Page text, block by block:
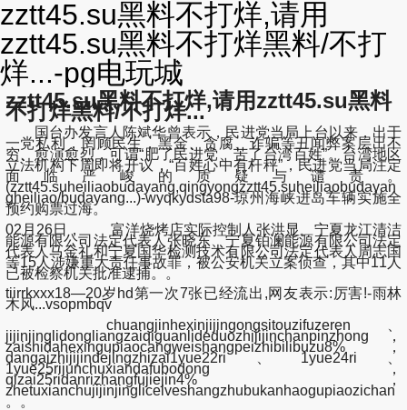
zztt45.su黑料不打烊,请用
zztt45.su黑料不打烊黑料/不打
烊...-pg电玩城
zztt45.su黑料不打烊,请用zztt45.su黑料
不打烊黑料/不打烊...
国台办发言人陈斌华曾表示，民进党当局上台以来，出于
一党私利，罔顾民生，黑金、贪腐、诈骗等丑闻弊案层出不
穷、愈演愈烈，可谓“肥了民进党、苦了台湾百姓”。台湾地区
立法机构下周即将开议，“百姓心中有杆秤”，民进党当局注定
面临严峻的质疑与谴责。
(zztt45.suheiliaobudayang,qingyongzztt45.suheiliaobudayan
gheiliao/budayang...)-wyqkydsta98-琼州海峡进岛车辆实施全
预约购票过海。
02月26日， 富洋烧烤店实际控制人张洪显、宁夏龙江清洁
能源有限公司法定代表人张晓东、宁夏铂澜能源有限公司法定
代表人马金礼和宁夏国华检测技术有限公司法定代表人周志国
等15人涉嫌重大责任事故罪，被公安机关立案侦查，其中11人
已被检察机关批准逮捕。。
tiirrkxxx18—20岁hd第一次7张已经流出,网友表示:厉害!-雨林
木风...vsopmbqv
chuangjinhexinjijingongsitouzifuzeren、
jijinjinglidongliangzaiqiguanlideduozhijijinchanpinzhong，
zaishidahexingupiaocangweishangpeizhibilibuzu8%，
dangaizhijijindejingzhizai1yue22ri、1yue24ri、
1yue25rijunchuxiandafubodong，
qizai25ridanrizhangfujiejin4%，
zhetuxianchujijinjinglicelveshangzhubukanhaogupiaozichan
。。